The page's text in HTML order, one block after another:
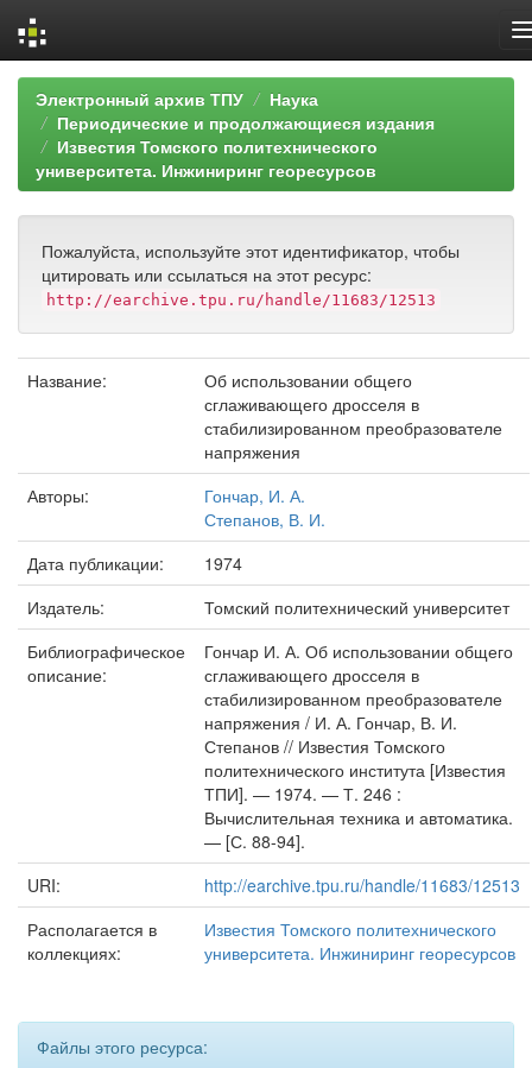
Skip
navigation
Электронный архив ТПУ
Наука
Периодические и продолжающиеся издания
Известия Томского политехнического
университета. Инжиниринг георесурсов
Пожалуйста, используйте этот идентификатор, чтобы
цитировать или ссылаться на этот ресурс:
http://earchive.tpu.ru/handle/11683/12513
Название:
Об использовании общего
сглаживающего дросселя в
стабилизированном преобразователе
напряжения
Авторы:
Гончар, И. А.
Степанов, В. И.
Дата публикации:
1974
Издатель:
Томский политехнический университет
Библиографическое
описание:
Гончар И. А. Об использовании общего
сглаживающего дросселя в
стабилизированном преобразователе
напряжения / И. А. Гончар, В. И.
Степанов // Известия Томского
политехнического института [Известия
ТПИ]. — 1974. — Т. 246 :
Вычислительная техника и автоматика.
— [С. 88-94].
URI:
http://earchive.tpu.ru/handle/11683/12513
Располагается в
коллекциях:
Известия Томского политехнического
университета. Инжиниринг георесурсов
Файлы этого ресурса: